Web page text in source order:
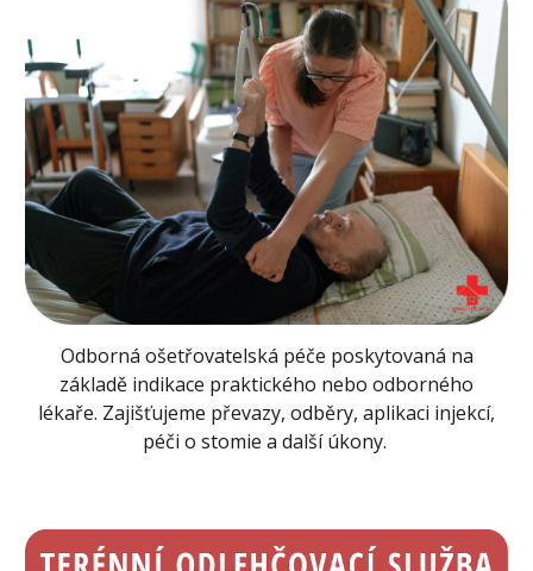
Odborná ošetřovatelská péče poskytovaná na
základě indikace praktického nebo odborného
lékaře. Zajišťujeme převazy, odběry, aplikaci injekcí,
péči o stomie a další úkony.